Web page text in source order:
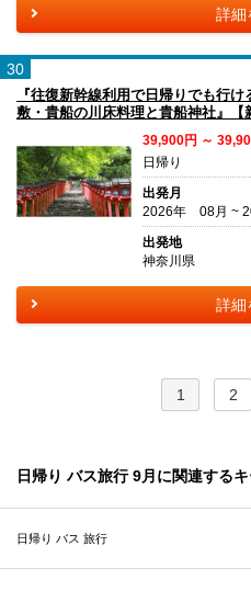
詳細
30
『往復新幹線利用で日帰りでも行
敷・貴船の川床料理と貴船神社』【
39,900円 ～
日帰り
出発月
2026年 08月 ~
出発地
神奈川県
詳細
1 2
日帰り バス旅行 9月に関連する
日帰り バス 旅行